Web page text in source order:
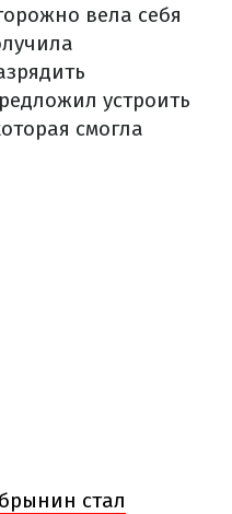
вела себя
устроить
смогла
стал